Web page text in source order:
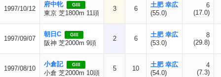
1997/10/12
府中牝 GIII
東京 芝1800m 11頭
3 6
土肥 幸広
(55.0)
6
(17.0)
1997/09/07
朝日C GIII
阪神 芝2000m 9頭
2 6
土肥 幸広
(53.0)
8
(29.8)
1997/08/10
小倉記 GIII
小倉 芝2000m 10頭
5 10
土肥 幸広
(54.0)
4
(7.3)